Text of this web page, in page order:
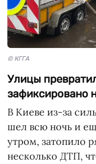
© КГГА
Улицы
зафиксировано
В Киеве из-за
шел всю ночь и
утром, затопило
несколько ДТП,